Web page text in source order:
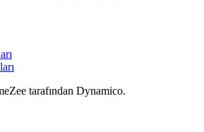
tarafından Dynamico.